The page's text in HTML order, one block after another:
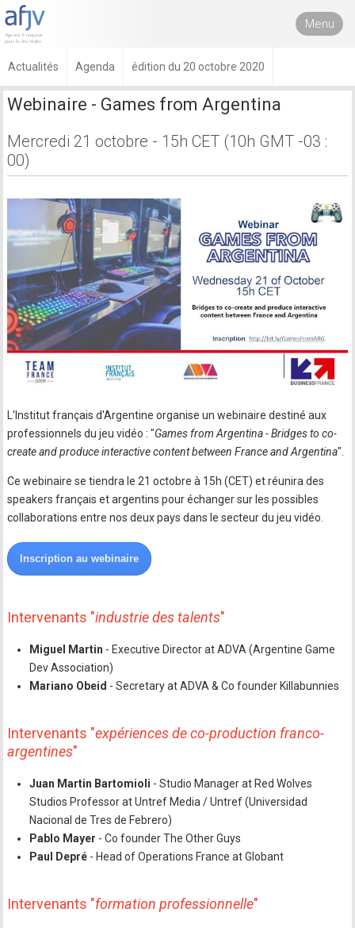
Menu
Actualités Agenda édition du 20 octobre 2020
Webinaire - Games from Argentina
Mercredi 21 octobre - 15h CET (10h GMT -03 :
00)
L'Institut français d'Argentine organise un webinaire destiné aux
professionnels du jeu vidéo : "Games from Argentina - Bridges to co-
create and produce interactive content between France and Argentina".
Ce webinaire se tiendra le 21 octobre à 15h (CET) et réunira des
speakers français et argentins pour échanger sur les possibles
collaborations entre nos deux pays dans le secteur du jeu vidéo.
Inscription au webinaire
Intervenants "industrie des talents"
Miguel Martin - Executive Director at ADVA (Argentine Game
Dev Association)
Mariano Obeid - Secretary at ADVA & Co founder Killabunnies
Intervenants "expériences de co-production franco-
argentines"
Juan Martin Bartomioli - Studio Manager at Red Wolves
Studios Professor at Untref Media / Untref (Universidad
Nacional de Tres de Febrero)
Pablo Mayer - Co founder The Other Guys
Paul Depré - Head of Operations France at Globant
Intervenants "formation professionnelle"